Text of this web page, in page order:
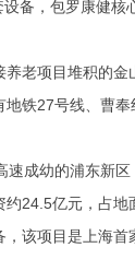
，包罗康健核
项目堆积的金
铁27号线、曹
成幼的浦东新区
24.5亿元，占
该项目是上海